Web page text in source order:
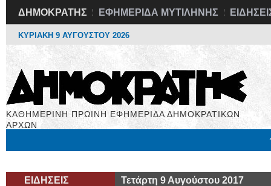
ΔΗΜΟΚΡΑΤΗΣ ΕΦΗΜΕΡΙΔΑ ΜΥΤΙΛΗΝΗΣ
ΚΥΡΙΑΚΗ 9 ΑΥΓΟΥΣΤΟΥ 2026
ΚΑΘΗΜΕΡΙΝΗ ΠΡΩΙΝΗ ΕΦΗΜΕΡΙΔΑ ΔΗΜΟΚΡΑΤΙΚΩΝ
ΑΡΧΩΝ
ΕΙΔΗΣΕΙΣ Τετάρτη 9 Αυγούστου 2017